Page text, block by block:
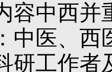
容中西并
医、西
研工作者